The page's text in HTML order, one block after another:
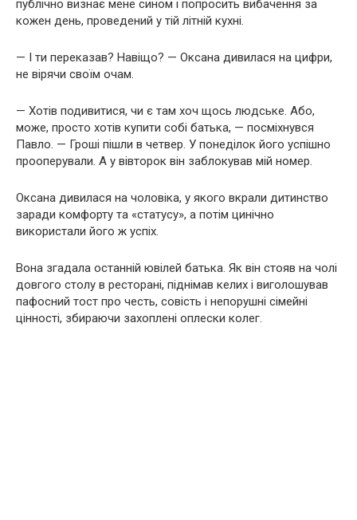
публічно визнає мене сином і попросить вибачення за
кожен день, проведений у тій літній кухні.
— І ти переказав? Навіщо? — Оксана дивилася на цифри,
не вірячи своїм очам.
— Хотів подивитися, чи є там хоч щось людське. Або,
може, просто хотів купити собі батька, — посміхнувся
Павло. — Гроші пішли в четвер. У понеділок його успішно
прооперували. А у вівторок він заблокував мій номер.
Оксана дивилася на чоловіка, у якого вкрали дитинство
заради комфорту та «статусу», а потім цинічно
використали його ж успіх.
Вона згадала останній ювілей батька. Як він стояв на чолі
довгого столу в ресторані, піднімав келих і виголошував
пафосний тост про честь, совість і непорушні сімейні
цінності, збираючи захоплені оплески колег.